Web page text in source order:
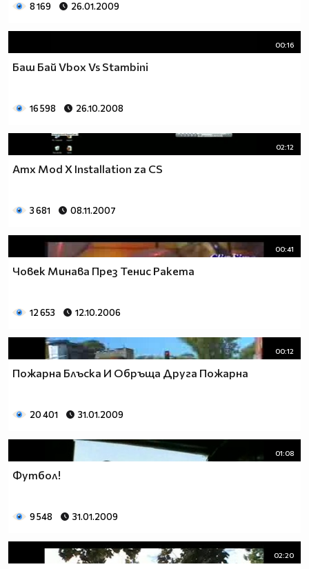
8 169 26.01.2009
00:16
Баш Бай Vbox Vs Stambini
16 598 26.10.2008
02:12
Amx Mod X Installation za CS
3 681 08.11.2007
00:41
Човек Минава През Тенис Ракета
12 653 12.10.2006
00:12
Пожарна Блъска И Обръща Друга Пожарна
20 401 31.01.2009
01:08
Футбол!
9 548 31.01.2009
02:20